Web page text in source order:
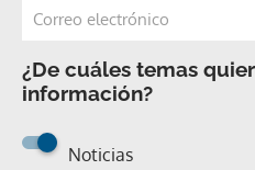
¿De cuáles temas
información?
Noticias